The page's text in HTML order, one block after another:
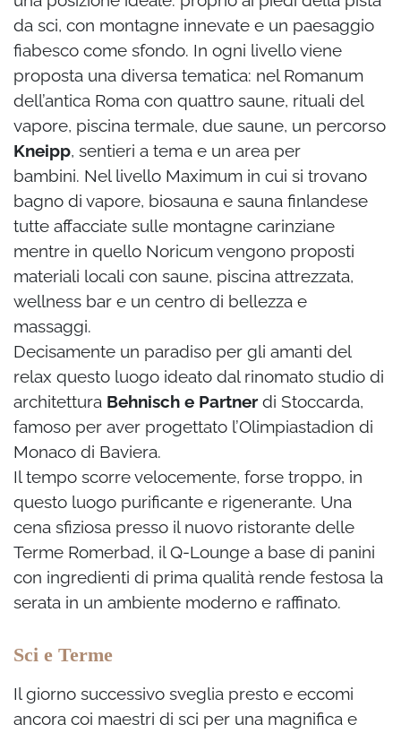
da sci, con montagne innevate e un paesaggio
fiabesco come sfondo. In ogni livello viene
proposta una diversa tematica: nel Romanum
dell’antica Roma con quattro saune, rituali del
vapore, piscina termale, due saune, un percorso
Kneipp, sentieri a tema e un area per
bambini. Nel livello Maximum in cui si trovano
bagno di vapore, biosauna e sauna finlandese
tutte affacciate sulle montagne carinziane
mentre in quello Noricum vengono proposti
materiali locali con saune, piscina attrezzata,
wellness bar e un centro di bellezza e
massaggi.
Decisamente un paradiso per gli amanti del
relax questo luogo ideato dal rinomato studio di
architettura Behnisch e Partner di Stoccarda,
famoso per aver progettato l’Olimpiastadion di
Monaco di Baviera.
Il tempo scorre velocemente, forse troppo, in
questo luogo purificante e rigenerante. Una
cena sfiziosa presso il nuovo ristorante delle
Terme Romerbad, il Q-Lounge a base di panini
con ingredienti di prima qualità rende festosa la
serata in un ambiente moderno e raffinato.
Sci e Terme
Il giorno successivo sveglia presto e eccomi
ancora coi maestri di sci per una magnifica e